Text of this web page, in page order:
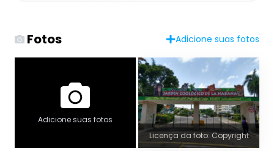
Fotos Adicione suas fotos
Adicione suas fotos
Licença da foto: Copyright